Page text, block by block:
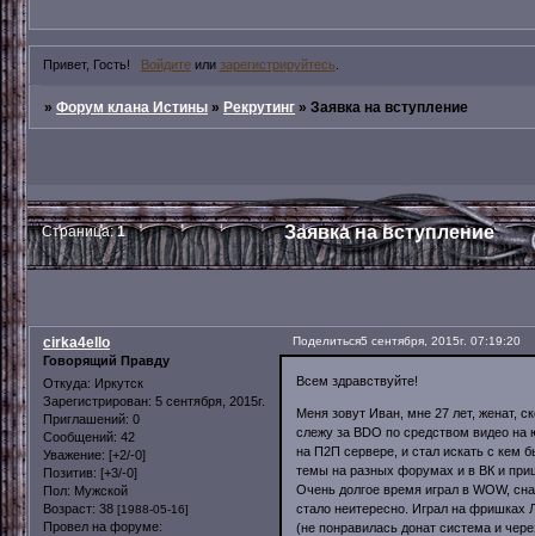
Привет, Гость! Войдитеили зарегистрируйтесь
»Форум клана Истины »Рекрутинг »Заявка на вступление
Заявка на вступление
Страница:1
Поделиться5 сентября, 2015г. 07:19:20
cirka4ello
Говорящий Правду
Откуда: Иркутск
Зарегистрирован: 5 сентября, 2015г.
Приглашений: 0
Сообщений: 42
Уважение: [+2/-0]
Позитив: [+3/-0]
Пол: Мужской
Возраст: 38 [1988-05-16]
Провел на форуме:
Всем здравствуйте!
Меня зовут Иван, мне 27 лет, женат,
слежу за BDO по средством видео на
на П2П сервере, и стал искать с кем
темы на разных форумах и в ВК и
Очень долгое время играл в WOW,
стало неитересно. Играл на фришках
(не понравилась донат система и